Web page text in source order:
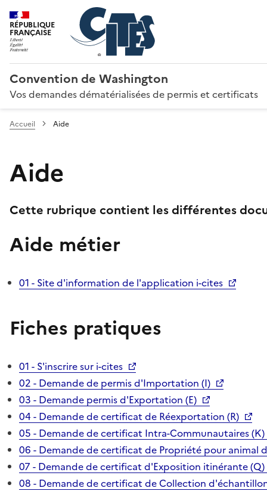
RÉPUBLIQUE
FRANÇAISE
Convention de Washington
Vos demandes dématérialisées de permis et certificats
Accueil Aide
Aide
Cette rubrique contient les différentes
Aide métier
01 - Site d'information de l'application i-cites
Fiches pratiques
01 - S'inscrire sur i-cites
02 - Demande de permis d'Importation (I)
03 - Demande permis d'Exportation (E)
04 - Demande de certificat de Réexportation (R)
05 - Demande de certificat Intra-Communautaires (K)
06 - Demande de certificat de Propriété pour animal
07 - Demande de certificat d'Exposition itinérante (Q)
08 - Demande de certificat de Collection